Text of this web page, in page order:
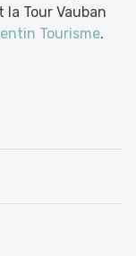
Tour Vauban
Tourisme.